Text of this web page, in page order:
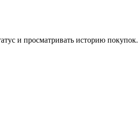
и просматривать историю покупок.